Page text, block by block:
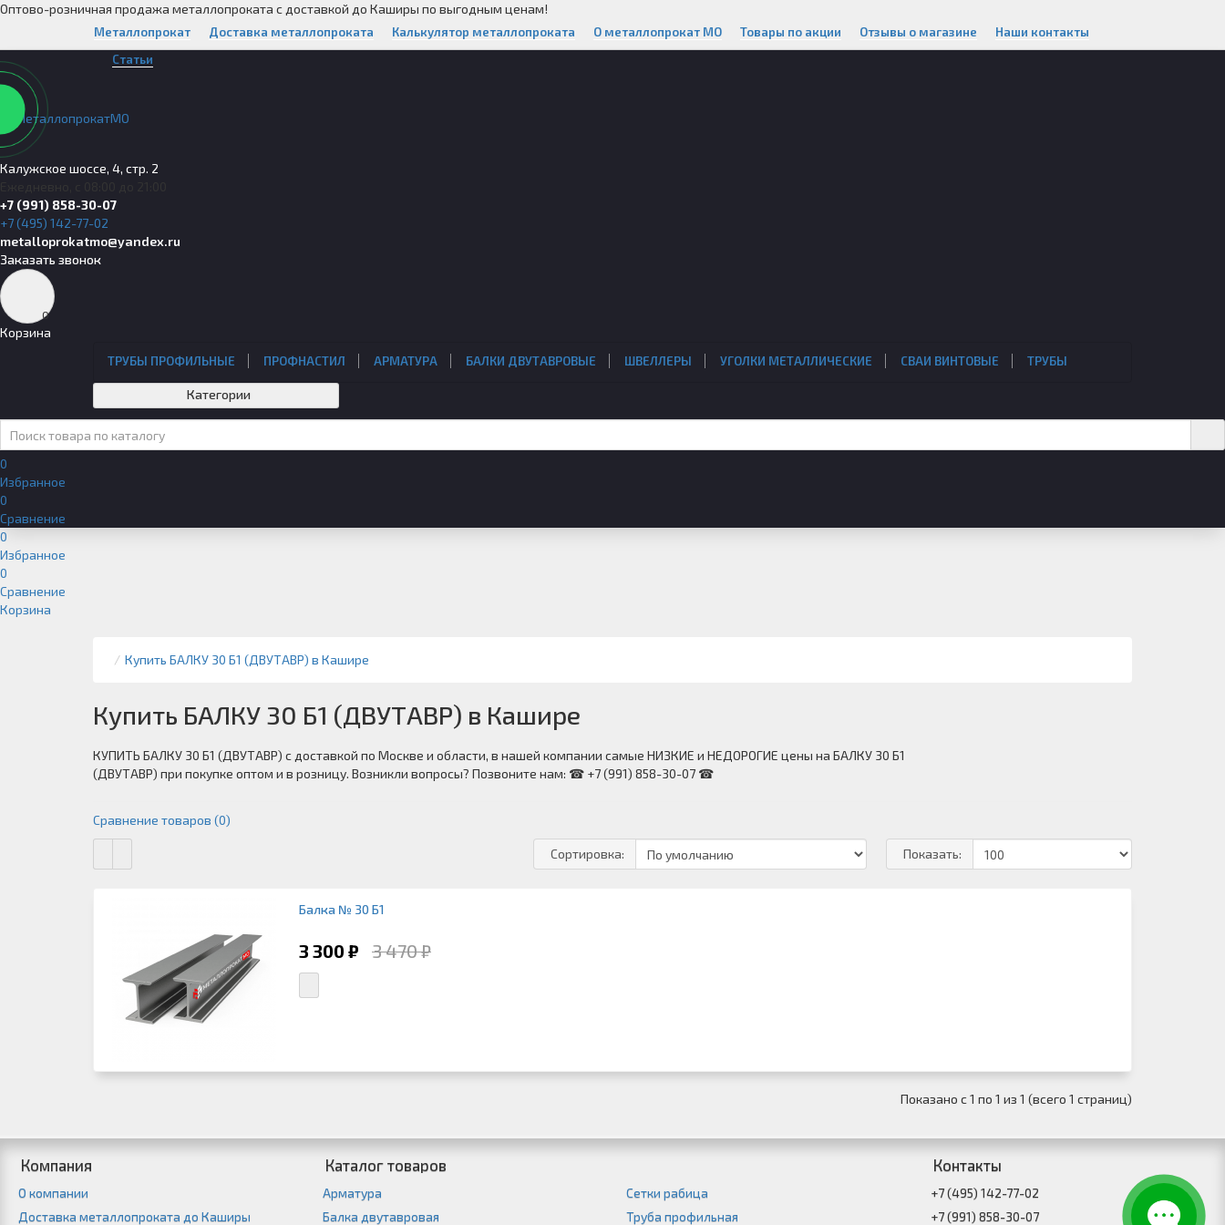
Оптово-розничная продажа металлопроката с доставкой до Каширы по выгодным ценам!
Металлопрокат Доставка металлопроката Калькулятор металлопроката О металлопрокат МО Товары по акции Отзывы о магазине
Наши контакты
Статьи
Калужское шоссе, 4, стр. 2
+7 (991) 858-30-07
+7 (495) 142-77-02
metalloprokatmo@yandex.ru
Заказать звонок
0
Корзина
ТРУБЫ ПРОФИЛЬНЫЕ ПРОФНАСТИЛ АРМАТУРА БАЛКИ ДВУТАВРОВЫЕ ШВЕЛЛЕРЫ УГОЛКИ МЕТАЛЛИЧЕСКИЕ СВАИ ВИНТОВЫЕ ТРУБЫ
Категории
0
Избранное
0
Сравнение
0
Избранное
0
Сравнение
Корзина
Купить БАЛКУ 30 Б1 (ДВУТАВР) в Кашире
Купить БАЛКУ 30 Б1 (ДВУТАВР) в Кашире
КУПИТЬ БАЛКУ 30 Б1 (ДВУТАВР) с доставкой по Москве и области, в нашей компании самые НИЗКИЕ и НЕДОРОГИЕ цены на БАЛКУ 30 Б1
(ДВУТАВР) при покупке оптом и в розницу. Возникли вопросы? Позвоните нам: ☎ +7 (991) 858-30-07 ☎
Сравнение товаров (0)
Сортировка: Показать:
Балка № 30 Б1
3 300 ₽ 3 470 ₽
Показано с 1 по 1 из 1 (всего 1 страниц)
Компания
О компании
Доставка металлопроката до Каширы
Каталог товаров
Арматура
Балка двутавровая
Сетки рабица
Труба профильная
Контакты
+7 (495) 142-77-02
+7 (991) 858-30-07